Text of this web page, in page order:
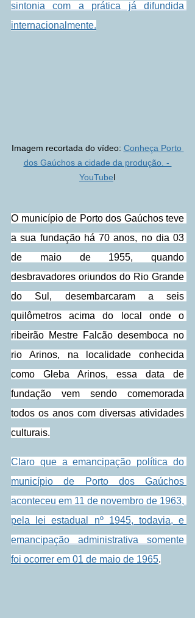
sintonia com a prática já difundida
internacionalmente.
Imagem recortada do vídeo: Conheça Porto
dos Gaúchos a cidade da produção. -
YouTubeI
O município de Porto dos Gaúchos teve
a sua fundação há 70 anos, no dia 03
de maio de 1955, quando
desbravadores oriundos do Rio Grande
do Sul, desembarcaram a seis
quilômetros acima do local onde o
ribeirão Mestre Falcão desemboca no
rio Arinos, na localidade conhecida
como Gleba Arinos, essa data de
fundação vem sendo comemorada
todos os anos com diversas atividades
culturais.
Claro que a emancipação política do
município de Porto dos Gaúchos
aconteceu em 11 de novembro de 1963,
pela lei estadual nº 1945, todavia, e
emancipação administrativa somente
foi ocorrer em 01 de maio de 1965.